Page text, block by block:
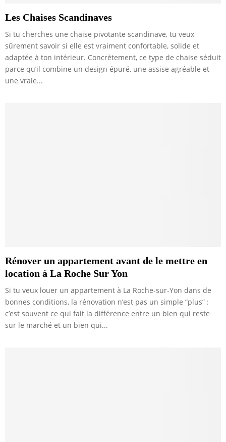
Les Chaises Scandinaves
Si tu cherches une chaise pivotante scandinave, tu veux
sûrement savoir si elle est vraiment confortable, solide et
adaptée à ton intérieur. Concrètement, ce type de chaise séduit
parce qu’il combine un design épuré, une assise agréable et
une vraie...
Rénover un appartement avant de le mettre en
location à La Roche Sur Yon
Si tu veux louer un appartement à La Roche-sur-Yon dans de
bonnes conditions, la rénovation n’est pas un simple “plus” :
c’est souvent ce qui fait la différence entre un bien qui reste
sur le marché et un bien qui...